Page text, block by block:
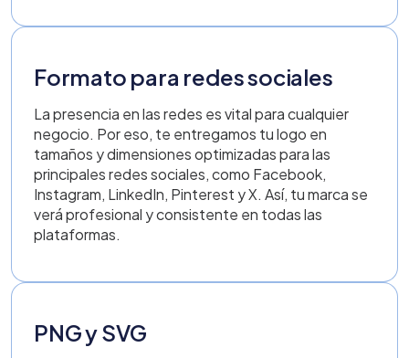
Formato para redes sociales
La presencia en las redes es vital para cualquier
negocio. Por eso, te entregamos tu logo en
tamaños y dimensiones optimizadas para las
principales redes sociales, como Facebook,
Instagram, LinkedIn, Pinterest y X. Así, tu marca se
verá profesional y consistente en todas las
plataformas.
PNG y SVG